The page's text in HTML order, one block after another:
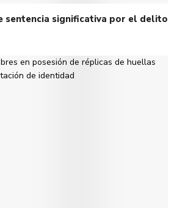
sentencia significativa por el delito